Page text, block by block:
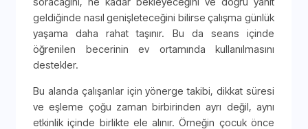
geldiğinde nasıl genişleteceğini bilirse çalışma günlük
yaşama daha rahat taşınır. Bu da seans içinde
öğrenilen becerinin ev ortamında kullanılmasını
destekler.
Bu alanda çalışanlar için yönerge takibi, dikkat süresi
ve eşleme çoğu zaman birbirinden ayrı değil, aynı
etkinlik içinde birlikte ele alınır. Örneğin çocuk önce